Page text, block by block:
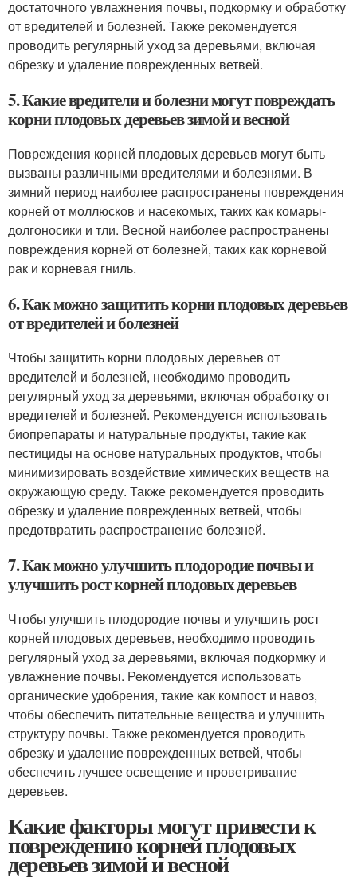
достаточного увлажнения почвы, подкормку и обработку
от вредителей и болезней. Также рекомендуется
проводить регулярный уход за деревьями, включая
обрезку и удаление поврежденных ветвей.
5. Какие вредители и болезни могут повреждать
корни плодовых деревьев зимой и весной
Повреждения корней плодовых деревьев могут быть
вызваны различными вредителями и болезнями. В
зимний период наиболее распространены повреждения
корней от моллюсков и насекомых, таких как комары-
долгоносики и тли. Весной наиболее распространены
повреждения корней от болезней, таких как корневой
рак и корневая гниль.
6. Как можно защитить корни плодовых деревьев
от вредителей и болезней
Чтобы защитить корни плодовых деревьев от
вредителей и болезней, необходимо проводить
регулярный уход за деревьями, включая обработку от
вредителей и болезней. Рекомендуется использовать
биопрепараты и натуральные продукты, такие как
пестициды на основе натуральных продуктов, чтобы
минимизировать воздействие химических веществ на
окружающую среду. Также рекомендуется проводить
обрезку и удаление поврежденных ветвей, чтобы
предотвратить распространение болезней.
7. Как можно улучшить плодородие почвы и
улучшить рост корней плодовых деревьев
Чтобы улучшить плодородие почвы и улучшить рост
корней плодовых деревьев, необходимо проводить
регулярный уход за деревьями, включая подкормку и
увлажнение почвы. Рекомендуется использовать
органические удобрения, такие как компост и навоз,
чтобы обеспечить питательные вещества и улучшить
структуру почвы. Также рекомендуется проводить
обрезку и удаление поврежденных ветвей, чтобы
обеспечить лучшее освещение и проветривание
деревьев.
Какие факторы могут привести к
повреждению корней плодовых
деревьев зимой и весной